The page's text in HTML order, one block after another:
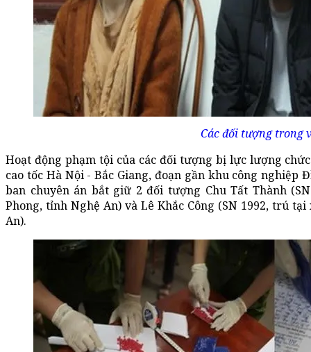
Các đối tượng trong
Hoạt động phạm tội của các đối tượng bị lực lượng
cao tốc Hà Nội - Bắc Giang, đoạn gần khu công nghiệp
ban chuyên án bắt giữ 2 đối tượng Chu Tất Thành
Phong, tỉnh Nghệ An) và Lê Khắc Công (SN 1992, trú
An).